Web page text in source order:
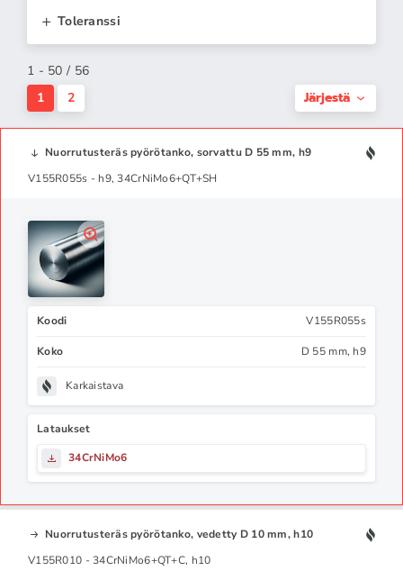
Toleranssi
1 - 50 / 56
1
2 Järjestä
Nuorrutusteräs pyörötanko, sorvattu D 55 mm, h9
V155R055s - h9, 34CrNiMo6+QT+SH
Koodi V155R055s
Koko D 55 mm, h9
Karkaistava
Lataukset
34CrNiMo6
Nuorrutusteräs pyörötanko, vedetty D 10 mm, h10
V155R010 - 34CrNiMo6+QT+C, h10